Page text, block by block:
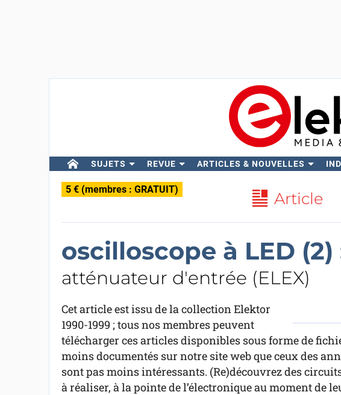
SUJETS REVUE ARTICLES & NOUVELLES
5 € (membres : GRATUIT) Article
oscilloscope à LED (2)
atténuateur d'entrée (ELEX)
Cet article est issu de la collection Elektor
1990-1999 ; tous nos membres peuvent
télécharger ces articles disponibles sous forme de
moins documentés sur notre site web que ceux des
sont pas moins intéressants. (Re)découvrez des
à réaliser, à la pointe de l’électronique au moment de